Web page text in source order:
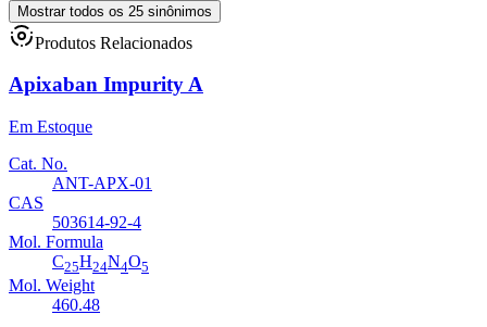
Mostrar todos os 25 sinônimos
Produtos Relacionados
Apixaban Impurity A
Em Estoque
Cat. No.
ANT-APX-01
CAS
503614-92-4
Mol. Formula
C25H24N4O5
Mol. Weight
460.48